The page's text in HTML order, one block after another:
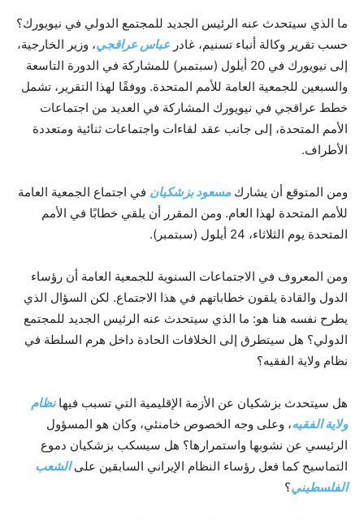
ما الذي سيتحدث عنه الرئيس الجديد للمجتمع الدولي في نيويورك؟
حسب تقرير وكالة أنباء تسنيم، غادر عباس عراقجي، وزير الخارجية،
إلى نيويورك في 20 أيلول (سبتمبر) للمشاركة في الدورة التاسعة
والسبعين للجمعية العامة للأمم المتحدة. ووفقًا لهذا التقرير، تشمل
خطط عراقجي في نيويورك المشاركة في العديد من اجتماعات
الأمم المتحدة، إلى جانب عقد لقاءات واجتماعات ثنائية ومتعددة
الأطراف.
ومن المتوقع أن يشارك مسعود بزشكيان في اجتماع الجمعية العامة
للأمم المتحدة لهذا العام. ومن المقرر أن يلقي خطابًا في الأمم
المتحدة يوم الثلاثاء، 24 أيلول (سبتمبر).
ومن المعروف في الاجتماعات السنوية للجمعية العامة أن رؤساء
الدول والقادة يلقون خطاباتهم في هذا الاجتماع. لكن السؤال الذي
يطرح نفسه هنا هو: ما الذي سيتحدث عنه الرئيس الجديد للمجتمع
الدولي؟ هل سيتطرق إلى الخلافات الحادة داخل هرم السلطة في
نظام ولاية الفقيه؟
هل سيتحدث بزشكيان عن الأزمة الإقليمية التي تسبب فيهانظام
ولاية الفقيه، وعلى وجه الخصوص خامنئي، وكان هو المسؤول
الرئيسي عن نشوبها واستمرارها؟ هل سيسكب بزشكيان دموع
التماسيح كما فعل رؤساء النظام الإيراني السابقين علىالشعب
الفلسطيني؟